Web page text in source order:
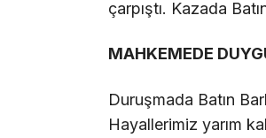
çarpıştı. Kazada
MAHKEMEDE
Duruşmada Batın
Hayallerimiz yarım